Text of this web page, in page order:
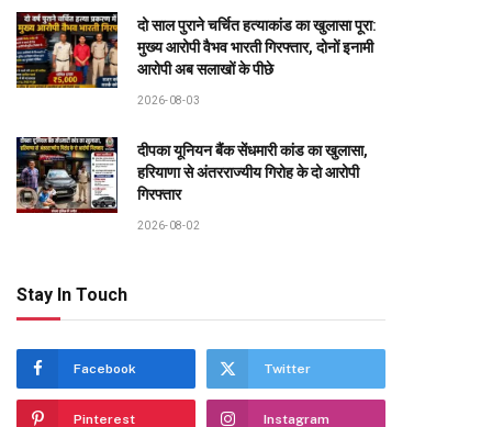
दो साल पुराने चर्चित हत्याकांड का खुलासा पूरा:
मुख्य आरोपी वैभव भारती गिरफ्तार, दोनों इनामी
आरोपी अब सलाखों के पीछे
2026-08-03
दीपका यूनियन बैंक सेंधमारी कांड का खुलासा,
हरियाणा से अंतरराज्यीय गिरोह के दो आरोपी
गिरफ्तार
2026-08-02
Stay In Touch
Facebook Twitter
Pinterest Instagram